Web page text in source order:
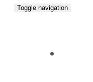
Toggle navigation